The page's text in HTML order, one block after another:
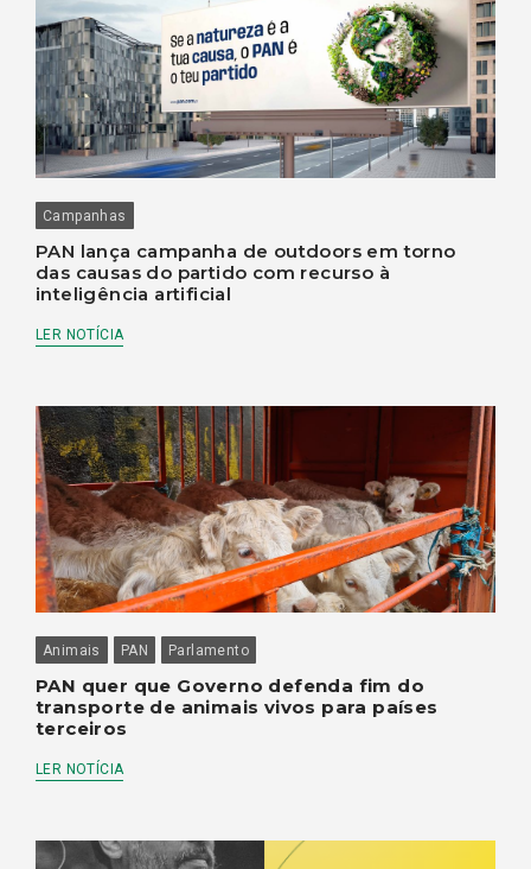
Campanhas
PAN lança campanha de outdoors em torno
das causas do partido com recurso à
inteligência artificial
LER NOTÍCIA
Animais PAN Parlamento
PAN quer que Governo defenda fim do
transporte de animais vivos para países
terceiros
LER NOTÍCIA